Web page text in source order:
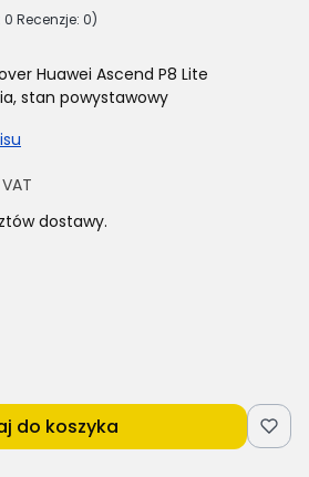
0 Recenzje: 0)
Huawei Ascend P8 Lite
stan powystawowy
VAT
dostawy.
do koszyka